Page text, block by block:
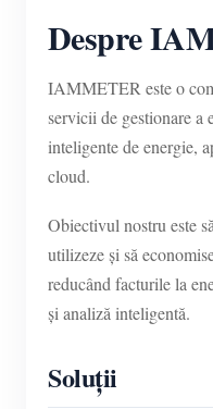
Despre
IAMMETER este o
servicii de gestionare a
inteligente de energie,
cloud.
Obiectivul nostru este
utilizeze și să
reducând facturile la
și analiză inteligentă.
Soluții